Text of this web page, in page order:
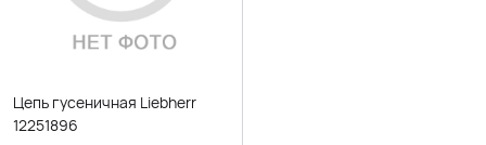
Цепь гусеничная Liebherr
12251896